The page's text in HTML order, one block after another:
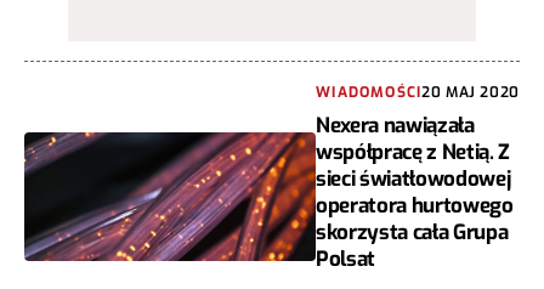
WIADOMOŚCI20 MAJ 2020
Nexera nawiązała
współpracę z Netią. Z
sieci światłowodowej
operatora hurtowego
skorzysta cała Grupa
Polsat